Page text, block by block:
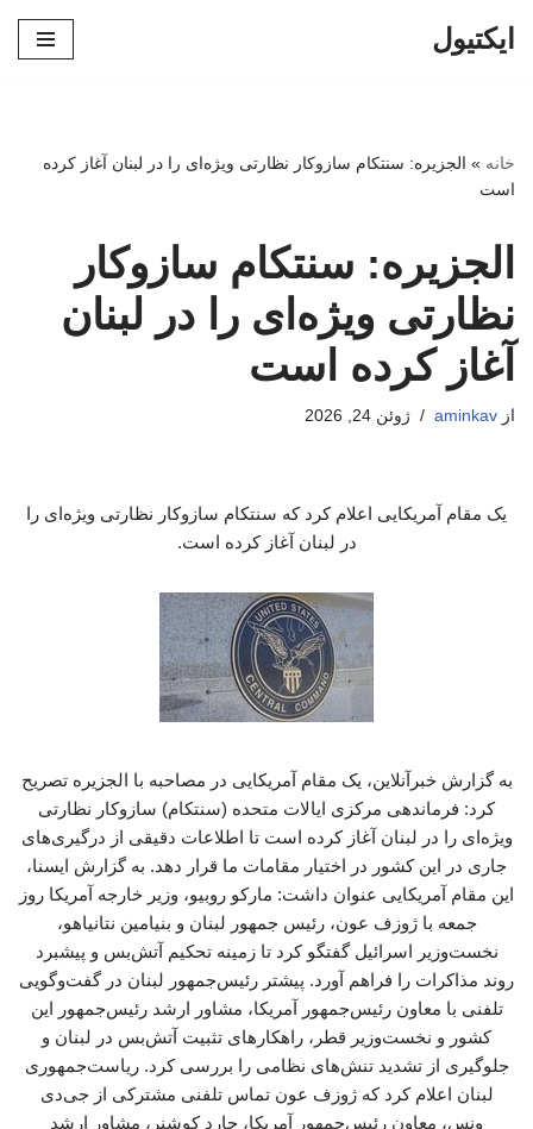
ایکتیول
خانه » الجزیره: سنتکام سازوکار نظارتی ویژه‌ای را در لبنان آغاز کرده
است
الجزیره: سنتکام سازوکار
نظارتی ویژه‌ای را در لبنان
آغاز کرده است
از aminkav ژوئن 24, 2026
یک مقام آمریکایی اعلام کرد که سنتکام سازوکار نظارتی ویژه‌ای را
در لبنان آغاز کرده است.
به گزارش خبرآنلاین، یک مقام آمریکایی در مصاحبه با الجزیره تصریح
کرد: فرماندهی مرکزی ایالات متحده (سنتکام) سازوکار نظارتی
ویژه‌ای را در لبنان آغاز کرده است تا اطلاعات دقیقی از درگیری‌های
جاری در این کشور در اختیار مقامات ما قرار دهد. به گزارش ایسنا،
این مقام آمریکایی عنوان داشت: مارکو روبیو، وزیر خارجه آمریکا روز
جمعه با ژوزف عون، رئیس جمهور لبنان و بنیامین نتانیاهو،
نخست‌وزیر اسرائیل گفتگو کرد تا زمینه تحکیم آتش‌بس و پیشبرد
روند مذاکرات را فراهم آورد. پیشتر رئیس‌جمهور لبنان در گفت‌وگویی
تلفنی با معاون رئیس‌جمهور آمریکا، مشاور ارشد رئیس‌جمهور این
کشور و نخست‌وزیر قطر، راهکارهای تثبیت آتش‌بس در لبنان و
جلوگیری از تشدید تنش‌های نظامی را بررسی کرد. ریاست‌جمهوری
لبنان اعلام کرد که ژوزف عون تماس تلفنی مشترکی از جی‌دی
ونس، معاون رئیس‌جمهور آمریکا، جارد کوشنر، مشاور ارشد